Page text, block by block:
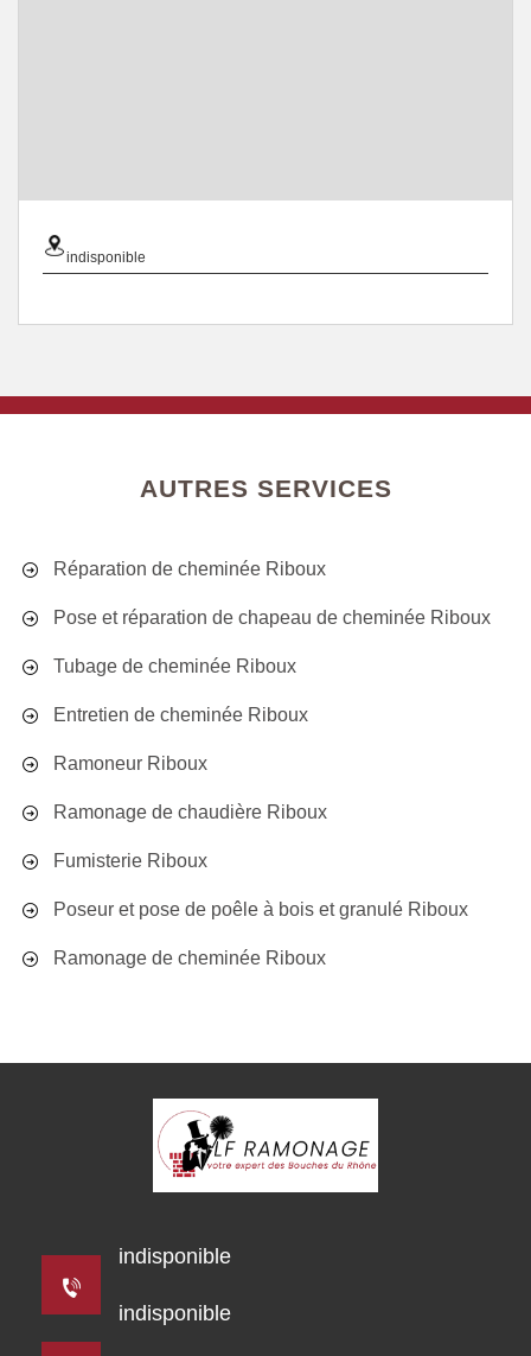
indisponible
AUTRES SERVICES
Réparation de cheminée Riboux
Pose et réparation de chapeau de cheminée Riboux
Tubage de cheminée Riboux
Entretien de cheminée Riboux
Ramoneur Riboux
Ramonage de chaudière Riboux
Fumisterie Riboux
Poseur et pose de poêle à bois et granulé Riboux
Ramonage de cheminée Riboux
indisponible
indisponible